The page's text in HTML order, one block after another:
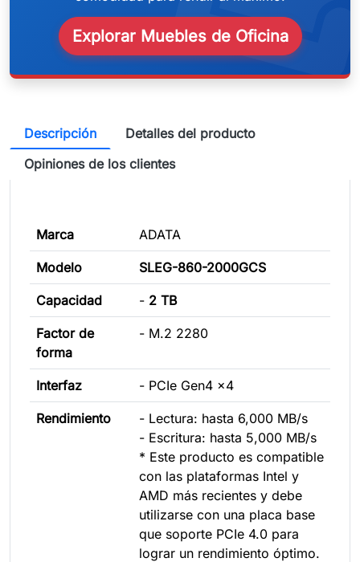
Explorar Muebles de Oficina
Descripción
Detalles del producto
Opiniones de los clientes
Marca ADATA
Modelo SLEG-860-2000GCS
Capacidad - 2 TB
Factor de
forma
- M.2 2280
Interfaz - PCIe Gen4 x4
Rendimiento
- Lectura: hasta 6,000 MB/s
- Escritura: hasta 5,000 MB/s
* Este producto es compatible
con las plataformas Intel y
AMD más recientes y debe
utilizarse con una placa base
que soporte PCIe 4.0 para
lograr un rendimiento óptimo.